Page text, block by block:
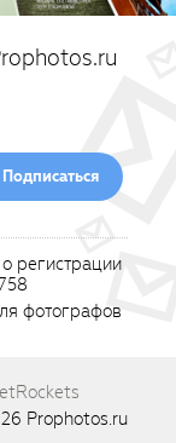
Подписаться
регистрации
фотографов
Prophotos.ru